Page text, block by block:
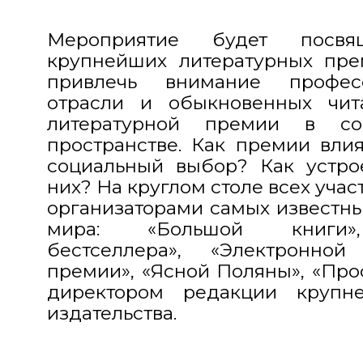
Мероприятие будет
крупнейших литературных
привлечь внимание
отрасли и обыкновенных
литературной премии в
пространстве. Как премии
социальный выбор? Как
них? На круглом столе всех
организаторами самых
мира: «Большой книги»,
бестселлера»,
премии», «Ясной Поляны»,
директором редакции
издательства.